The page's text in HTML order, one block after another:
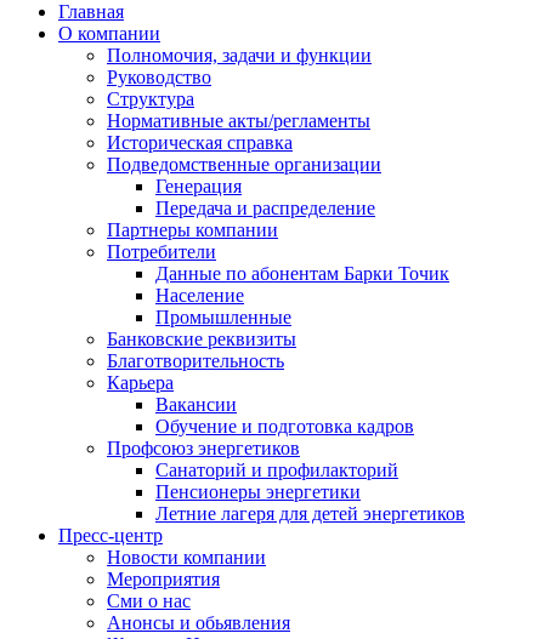
Главная
О компании
Полномочия, задачи и функции
Руководство
Структура
Нормативные акты/регламенты
Историческая справка
Подведомственные организации
Генерация
Передача и распределение
Партнеры компании
Потребители
Данные по абонентам Барки Точик
Население
Промышленные
Банковские реквизиты
Благотворительность
Карьера
Вакансии
Обучение и подготовка кадров
Профсоюз энергетиков
Санаторий и профилакторий
Пенсионеры энергетики
Летние лагеря для детей энергетиков
Пресс-центр
Новости компании
Мероприятия
Сми о нас
Анонсы и обьявления